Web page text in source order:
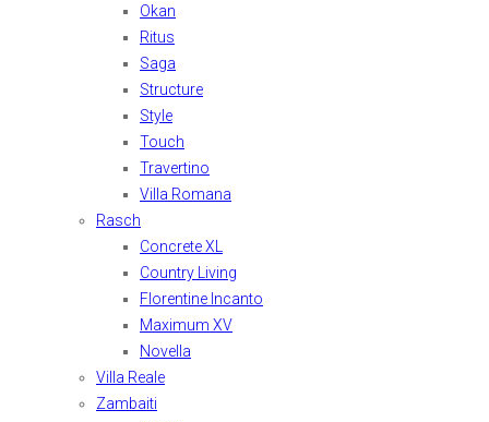
Okan
Ritus
Saga
Structure
Style
Touch
Travertino
Villa Romana
Rasch
Concrete XL
Country Living
Florentine Incanto
Maximum XV
Novella
Villa Reale
Zambaiti